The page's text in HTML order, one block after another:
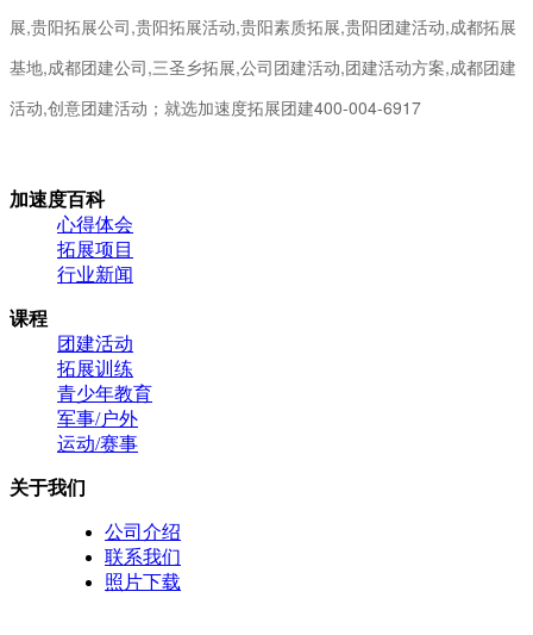
展,贵阳拓展公司,贵阳拓展活动,贵阳素质拓展,贵阳团建活动,成都拓展
基地,成都团建公司,三圣乡拓展,公司团建活动,团建活动方案,成都团建
活动,创意团建活动；就选加速度拓展团建400-004-6917
加速度百科
心得体会
拓展项目
行业新闻
课程
团建活动
拓展训练
青少年教育
军事/户外
运动/赛事
关于我们
公司介绍
联系我们
照片下载